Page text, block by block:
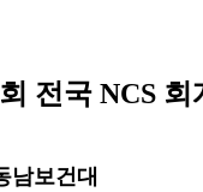
전국 NCS
남보건대